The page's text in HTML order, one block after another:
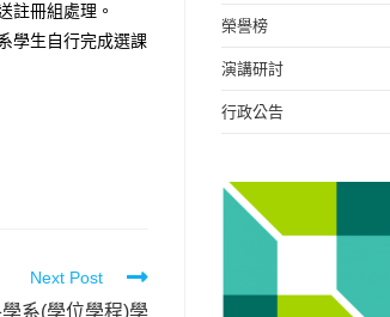
註冊組處理。
學生自行完成選課
Next Post
系(學位學程)學
榮譽榜
演講研討
行政公告